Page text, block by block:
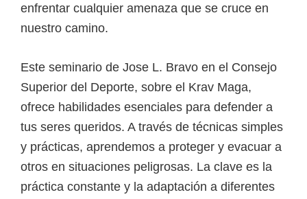
enfrentar cualquier amenaza que se cruce en
nuestro camino.
Este seminario de Jose L. Bravo en el Consejo
Superior del Deporte, sobre el Krav Maga,
ofrece habilidades esenciales para defender a
tus seres queridos. A través de técnicas simples
y prácticas, aprendemos a proteger y evacuar a
otros en situaciones peligrosas. La clave es la
práctica constante y la adaptación a diferentes